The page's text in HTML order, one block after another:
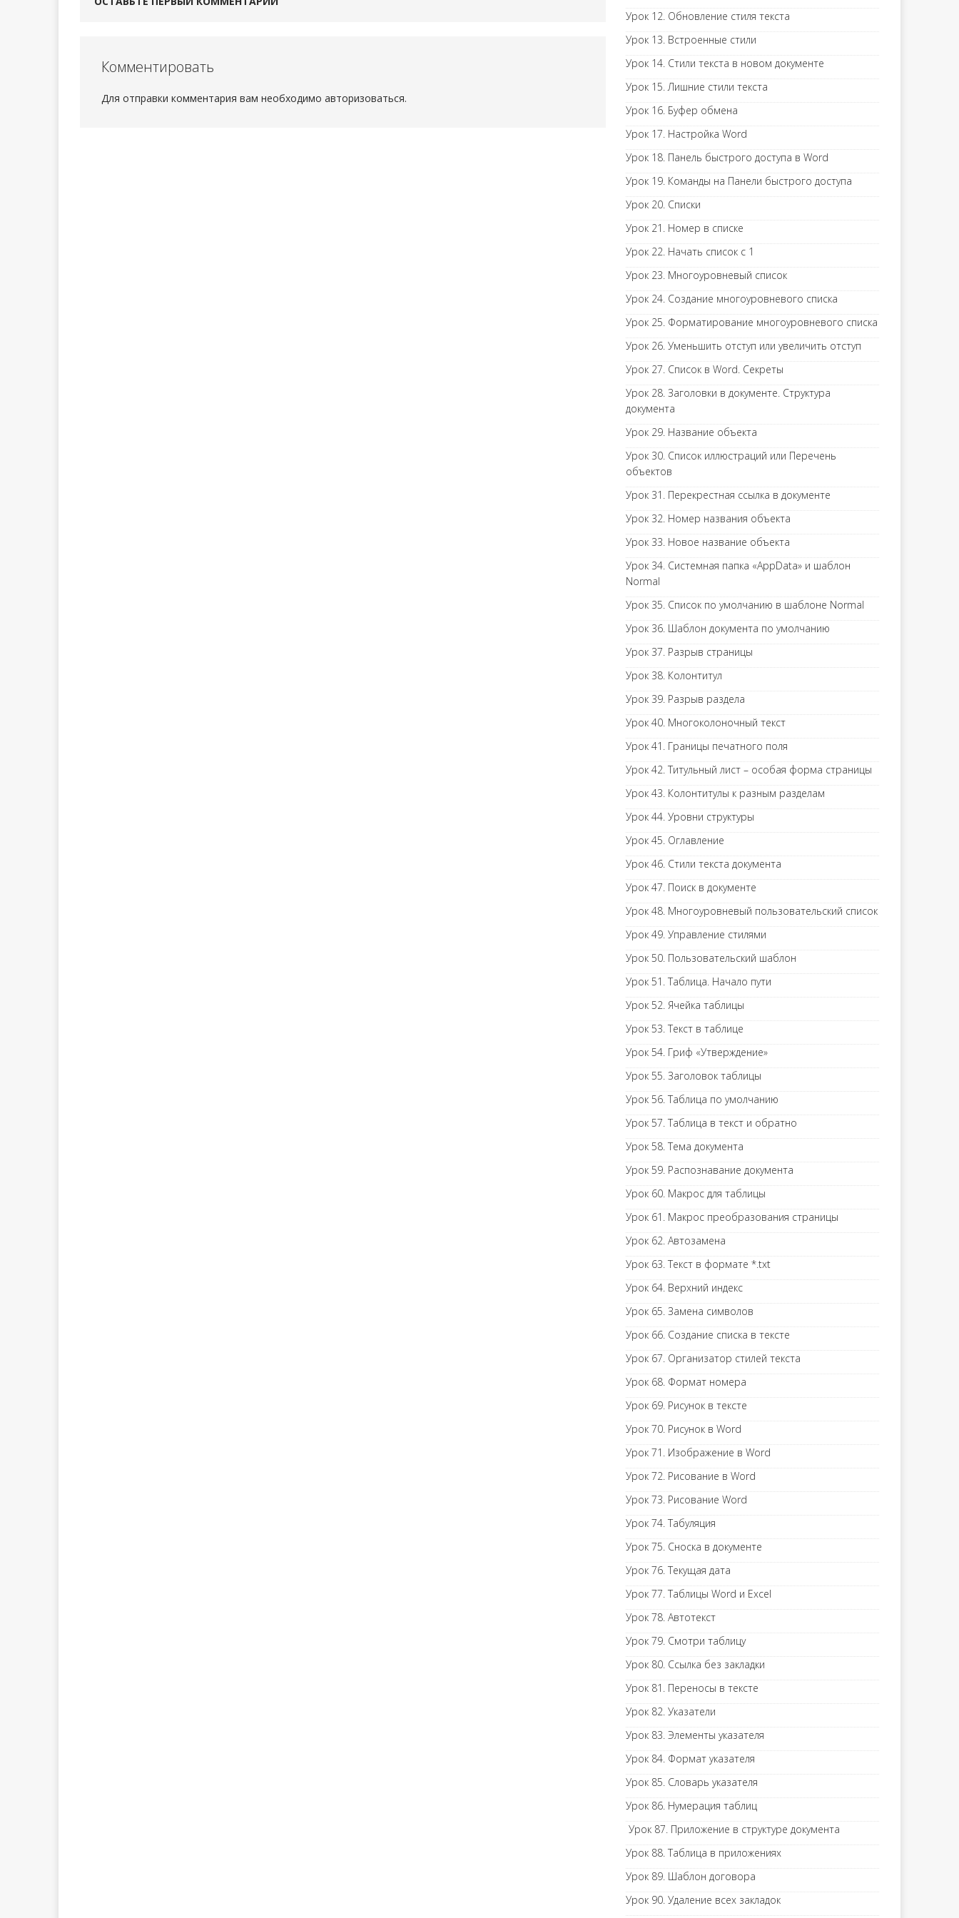
Комментировать
Для отправки комментария вам необходимо авторизоваться.
Урок 12. Обновление стиля текста
Урок 13. Встроенные стили
Урок 14. Стили текста в новом документе
Урок 15. Лишние стили текста
Урок 16. Буфер обмена
Урок 17. Настройка Word
Урок 18. Панель быстрого доступа в Word
Урок 19. Команды на Панели быстрого доступа
Урок 20. Списки
Урок 21. Номер в списке
Урок 22. Начать список с 1
Урок 23. Многоуровневый список
Урок 24. Создание многоуровневого списка
Урок 25. Форматирование многоуровневого списка
Урок 26. Уменьшить отступ или увеличить отступ
Урок 27. Список в Word. Секреты
Урок 28. Заголовки в документе. Структура
документа
Урок 29. Название объекта
Урок 30. Список иллюстраций или Перечень
объектов
Урок 31. Перекрестная ссылка в документе
Урок 32. Номер названия объекта
Урок 33. Новое название объекта
Урок 34. Системная папка «AppData» и шаблон
Normal
Урок 35. Список по умолчанию в шаблоне Normal
Урок 36. Шаблон документа по умолчанию
Урок 37. Разрыв страницы
Урок 38. Колонтитул
Урок 39. Разрыв раздела
Урок 40. Многоколоночный текст
Урок 41. Границы печатного поля
Урок 42. Титульный лист – особая форма страницы
Урок 43. Колонтитулы к разным разделам
Урок 44. Уровни структуры
Урок 45. Оглавление
Урок 46. Стили текста документа
Урок 47. Поиск в документе
Урок 48. Многоуровневый пользовательский список
Урок 49. Управление стилями
Урок 50. Пользовательский шаблон
Урок 51. Таблица. Начало пути
Урок 52. Ячейка таблицы
Урок 53. Текст в таблице
Урок 54. Гриф «Утверждение»
Урок 55. Заголовок таблицы
Урок 56. Таблица по умолчанию
Урок 57. Таблица в текст и обратно
Урок 58. Тема документа
Урок 59. Распознавание документа
Урок 60. Макрос для таблицы
Урок 61. Макрос преобразования страницы
Урок 62. Автозамена
Урок 63. Текст в формате *.txt
Урок 64. Верхний индекс
Урок 65. Замена символов
Урок 66. Создание списка в тексте
Урок 67. Организатор стилей текста
Урок 68. Формат номера
Урок 69. Рисунок в тексте
Урок 70. Рисунок в Word
Урок 71. Изображение в Word
Урок 72. Рисование в Word
Урок 73. Рисование Word
Урок 74. Табуляция
Урок 75. Сноска в документе
Урок 76. Текущая дата
Урок 77. Таблицы Word и Excel
Урок 78. Автотекст
Урок 79. Смотри таблицу
Урок 80. Ссылка без закладки
Урок 81. Переносы в тексте
Урок 82. Указатели
Урок 83. Элементы указателя
Урок 84. Формат указателя
Урок 85. Словарь указателя
Урок 86. Нумерация таблиц
Урок 87. Приложение в структуре документа
Урок 88. Таблица в приложениях
Урок 89. Шаблон договора
Урок 90. Удаление всех закладок